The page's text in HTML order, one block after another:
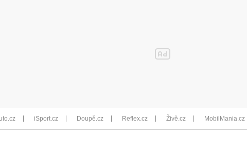
iSport.cz Doupě.cz Reflex.cz Živě.cz MobilMania.cz